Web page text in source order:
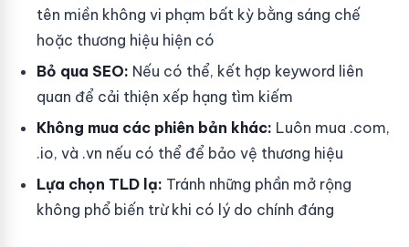
tên miền không vi phạm bất kỳ bằng sáng chế
hoặc thương hiệu hiện có
Bỏ qua SEO: Nếu có thể, kết hợp keyword liên
quan để cải thiện xếp hạng tìm kiếm
Không mua các phiên bản khác: Luôn mua .com,
.io, và .vn nếu có thể để bảo vệ thương hiệu
Lựa chọn TLD lạ: Tránh những phần mở rộng
không phổ biến trừ khi có lý do chính đáng